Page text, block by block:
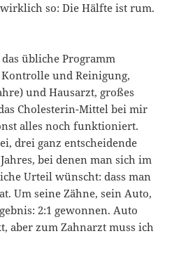
wirklich so: Die Hälfte ist rum.
übliche Programm
und Reinigung,
und Hausarzt, großes
Cholesterin-Mittel bei mir
alles noch funktioniert.
drei ganz entscheidende
bei denen man sich im
Urteil wünscht: dass man
Um seine Zähne, sein Auto,
2:1 gewonnen. Auto
aber zum Zahnarzt muss ich